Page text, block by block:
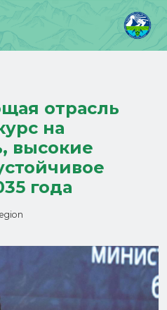
отрасль
на
высокие
года